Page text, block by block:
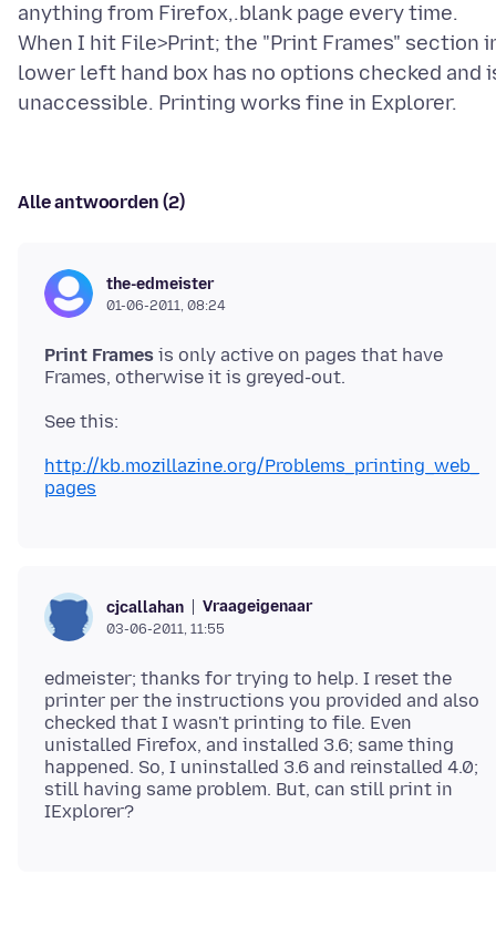
anything from Firefox,.blank page every time.
When I hit File>Print; the "Print Frames" section
lower left hand box has no options checked and
Alle antwoorden (2)
the-edmeister
01-06-2011, 08:24
Print Frames is only active on pages that have
See this:
http://kb.mozillazine.org/Problems_printing_web_
pages
cjcallahan Vraageigenaar
03-06-2011, 11:55
edmeister; thanks for trying to help. I reset the
printer per the instructions you provided and also
checked that I wasn't printing to file. Even
unistalled Firefox, and installed 3.6; same thing
happened. So, I uninstalled 3.6 and reinstalled 4.0;
still having same problem. But, can still print in